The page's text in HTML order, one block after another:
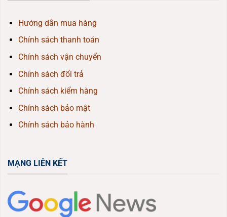
Hướng dẫn mua hàng
Chính sách thanh toán
Chính sách vận chuyển
Chính sách đổi trả
Chính sách kiểm hàng
Chính sách bảo mật
Chính sách bảo hành
MẠNG LIÊN KẾT